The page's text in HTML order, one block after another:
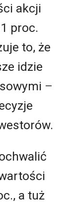
akcji
proc.
to, że
idzie
–
a tuż